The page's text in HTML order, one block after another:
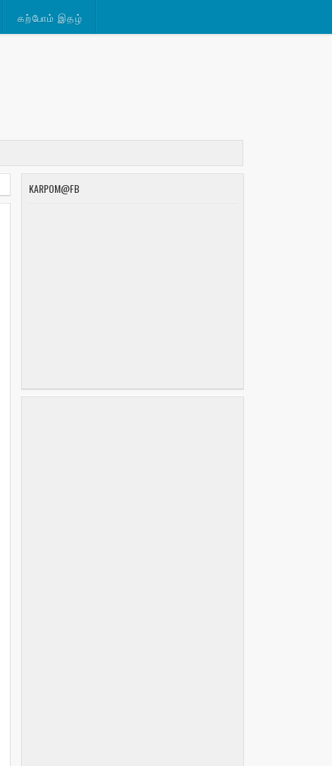
கற்போம் இதழ்
KARPOM@FB